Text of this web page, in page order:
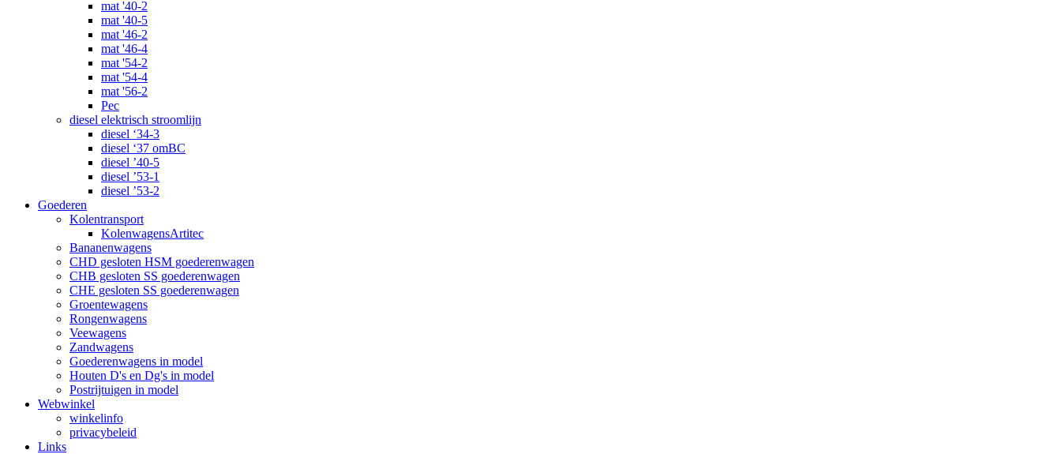
mat '40-2
mat '40-5
mat '46-2
mat '46-4
mat '54-2
mat '54-4
mat '56-2
Pec
diesel elektrisch stroomlijn
diesel ‘34-3
diesel ‘37 omBC
diesel ’40-5
diesel ’53-1
diesel ’53-2
Goederen
Kolentransport
KolenwagensArtitec
Bananenwagens
CHD gesloten HSM goederenwagen
CHB gesloten SS goederenwagen
CHE gesloten SS goederenwagen
Groentewagens
Rongenwagens
Veewagens
Zandwagens
Goederenwagens in model
Houten D's en Dg's in model
Postrijtuigen in model
Webwinkel
winkelinfo
privacybeleid
Links